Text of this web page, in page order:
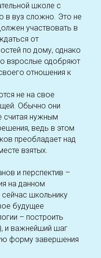
школе с
в вуз сложно. Это не
участвовать в
от
по дому, однако
взрослые одобряют
отношения к
не на свое
Обычно они
считая нужным
ведь в этом
преобладает над
взятых.
и перспектив –
на данном
школьнику
будущее
– построить
и важнейший шаг
форму завершения